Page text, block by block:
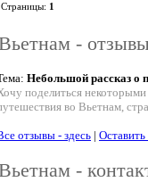
Страницы: 1
-
Небольшой рассказ о
поделиться
во Вьетнам,
отзывы - здесь |
-